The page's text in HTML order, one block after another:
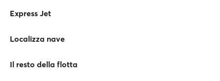
Express Jet
Localizza nave
Il resto della flotta